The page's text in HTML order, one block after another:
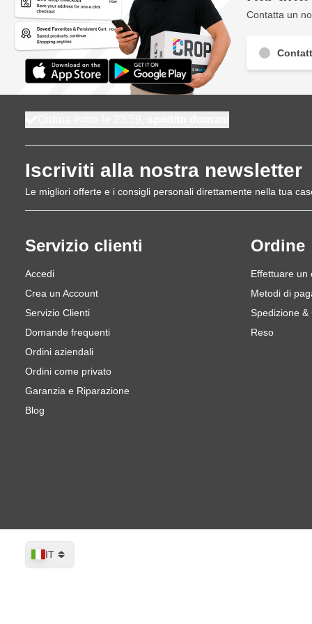
Contatta un
Iscriviti alla nostra newsletter
Le migliori offerte e i consigli personali direttamente nella tua
Servizio clienti
Accedi
Crea un Account
Servizio Clienti
Domande frequenti
Ordini aziendali
Ordini come privato
Garanzia e Riparazione
Blog
Ordine
Effettuare un
Metodi di
Spedizione &
Reso
Lingua
IT